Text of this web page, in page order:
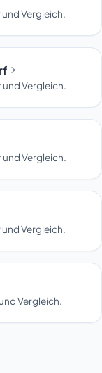
Vergleich.
Vergleich.
Vergleich.
Vergleich.
Vergleich.